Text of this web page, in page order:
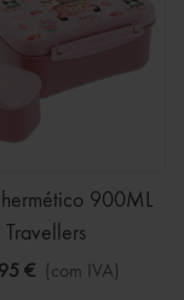
hermético 900ML
Travellers
€ (com IVA)